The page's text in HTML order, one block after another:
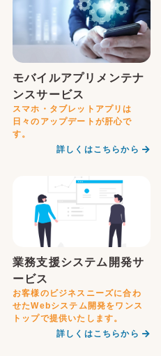
モバイルアプリメンテナ
ンスサービス
スマホ・タブレットアプリは
日々のアップデートが肝心で
す。
詳しくはこちらから
業務支援システム開発サ
ービス
お客様のビジネスニーズに合わ
せたWebシステム開発をワンス
トップで提供いたします。
詳しくはこちらから